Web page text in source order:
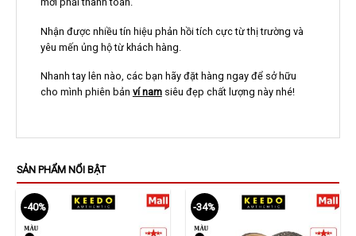
Nhận được nhiều tín hiệu phản hồi tích cực từ thị trường và
yêu mến ủng hộ từ khách hàng.
Nhanh tay lên nào, các bạn hãy đặt hàng ngay để sở hữu
cho mình phiên bản ví namsiêu đẹp chất lượng này nhé!
SẢN PHẨM NỔI BẬT
-40% -34%